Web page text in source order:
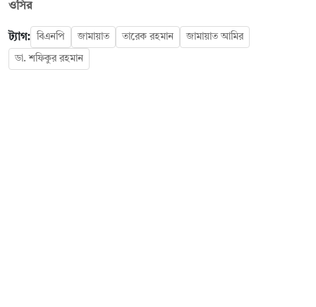
ওসির
ট্যাগ: বিএনপি জামায়াত তারেক রহমান জামায়াত আমির
ডা. শফিকুর রহমান